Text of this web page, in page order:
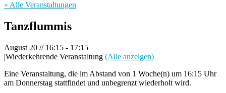
« Alle Veranstaltungen
Tanzflummis
August 20 // 16:15 - 17:15
|Wiederkehrende Veranstaltung (Alle anzeigen)
Eine Veranstaltung, die im Abstand von 1 Woche(n) um 16:15 Uhr
am Donnerstag stattfindet und unbegrenzt wiederholt wird.